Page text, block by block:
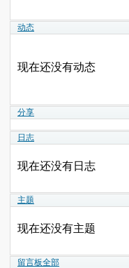
动态
现在还没有动态
分享
日志
现在还没有日志
主题
现在还没有主题
留言板全部